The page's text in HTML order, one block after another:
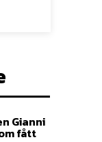
Gianni
fått